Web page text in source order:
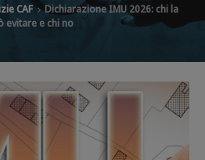
CAF
Dichiarazione IMU 2026: chi la
evitare e chi no